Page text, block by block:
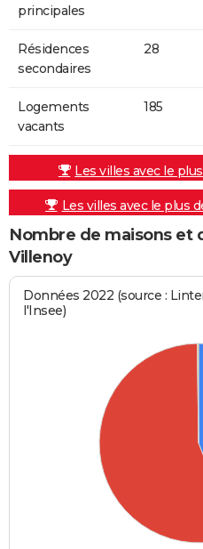
principales
Résidences
secondaires
28
Logements
vacants
185
Les villes avec le
Les villes avec le plus
Nombre de maisons et
Villenoy
Données 2022 (source :
l'Insee)